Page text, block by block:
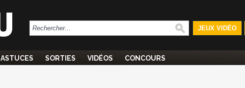
JEUX VIDÉO
ASTUCES SORTIES VIDÉOS CONCOURS